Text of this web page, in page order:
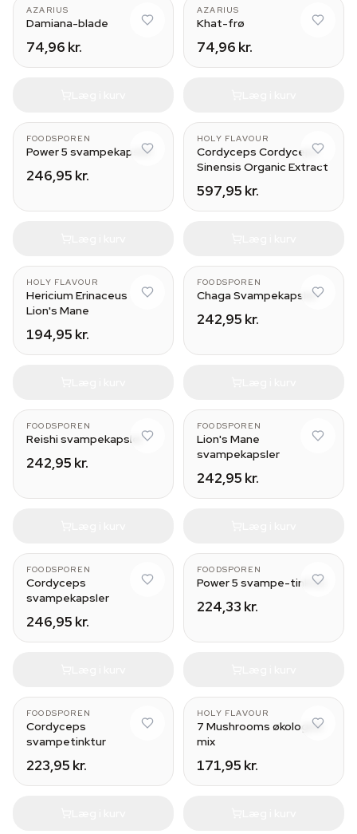
AZARIUS
Damiana-blade
74,96 kr.
AZARIUS
Khat-frø
74,96 kr.
FOODSPOREN
Power 5 svampekapsler
246,95 kr.
HOLY FLAVOUR
Cordyceps Cordyceps
Sinensis Organic Extract
597,95 kr.
HOLY FLAVOUR
Hericium Erinaceus
Lion's Mane
194,95 kr.
FOODSPOREN
Chaga Svampekapsler
242,95 kr.
FOODSPOREN
Reishi svampekapsler
242,95 kr.
FOODSPOREN
Lion's Mane
svampekapsler
242,95 kr.
FOODSPOREN
Cordyceps
svampekapsler
246,95 kr.
FOODSPOREN
Power 5 svampe-tinktur
224,33 kr.
FOODSPOREN
Cordyceps
svampetinktur
223,95 kr.
HOLY FLAVOUR
7 Mushrooms økologisk
mix
171,95 kr.